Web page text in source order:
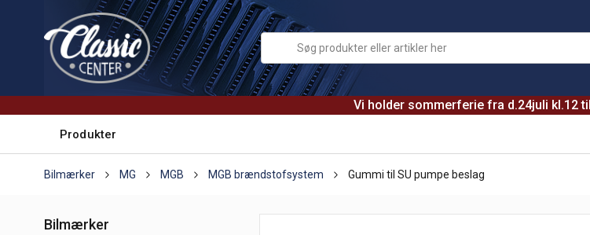
Vi holder sommerferie fra d.24juli kl.12
Produkter
Bilmærker MG MGB MGB brændstofsystem Gummi til SU pumpe beslag
Bilmærker